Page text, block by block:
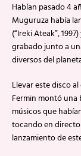
Habían pasado 4
Muguruza había
(“Ireki Ateak”,
grabado junto a
diversos del
Llevar este disco
Fermin montó una
músicos que
tocando en directo
lanzamiento de